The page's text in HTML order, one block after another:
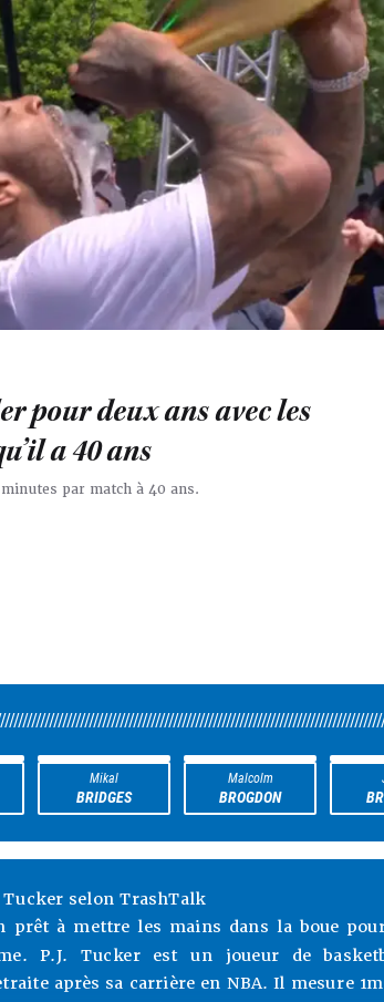
pour deux ans avec les
a 40 ans
par match à 40 ans.
Mikal
BRIDGES
Malcolm
BROGDON
Tucker selon TrashTalk
prêt à mettre les mains dans la boue
P.J. Tucker est un joueur de
après sa carrière en NBA. Il mesure